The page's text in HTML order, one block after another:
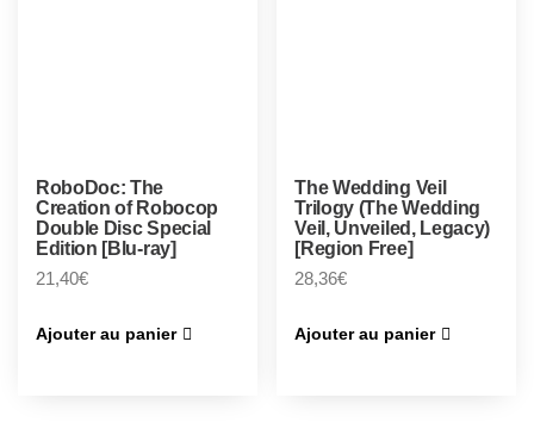
RoboDoc: The
Creation of Robocop
Double Disc Special
Edition [Blu-ray]
21,40€
Ajouter au panier
The Wedding Veil
Trilogy (The Wedding
Veil, Unveiled, Legacy)
[Region Free]
28,36€
Ajouter au panier